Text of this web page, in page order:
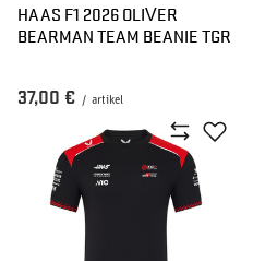
HAAS F1 2026 OLIVER
BEARMAN TEAM BEANIE TGR
37,00 € / artikel